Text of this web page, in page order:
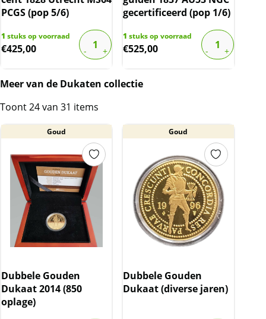
PCGS (pop 5/6)
1 stuks op voorraad
€425,00
gecertificeerd (pop 1/6)
1 stuks op voorraad
€525,00
Meer van de Dukaten collectie
Toont 24 van 31 items
Goud
Dubbele Gouden
Dukaat 2014 (850
oplage)
Goud
Dubbele Gouden
Dukaat (diverse jaren)